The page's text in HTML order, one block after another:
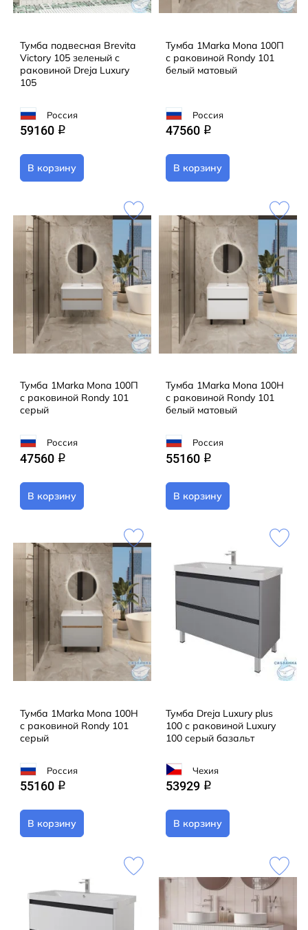
Тумба подвесная Brevita
Victory 105 зеленый с
раковиной Dreja Luxury
105
Россия
59160 q
В корзину
Тумба 1Marka Mona 100П
с раковиной Rondy 101
белый матовый
Россия
47560 q
В корзину
Тумба 1Marka Mona 100П
с раковиной Rondy 101
серый
Россия
47560 q
В корзину
Тумба 1Marka Mona 100Н
с раковиной Rondy 101
белый матовый
Россия
55160 q
В корзину
Тумба 1Marka Mona 100Н
с раковиной Rondy 101
серый
Россия
55160 q
В корзину
Тумба Dreja Luxury plus
100 с раковиной Luxury
100 серый базальт
Чехия
53929 q
В корзину